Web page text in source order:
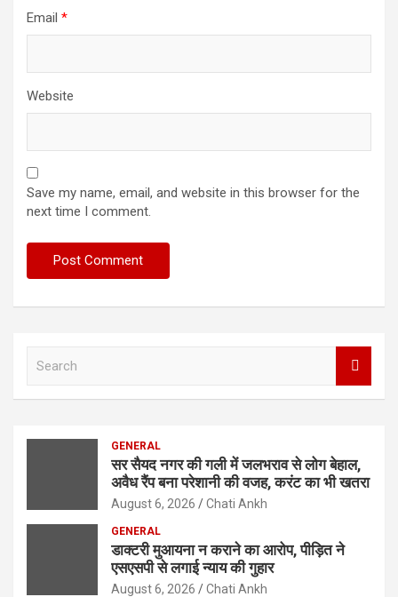
Email *
Website
Save my name, email, and website in this browser for the
next time I comment.
GENERAL
सर सैयद नगर की गली में जलभराव से लोग बेहाल,
अवैध रैंप बना परेशानी की वजह, करंट का भी खतरा
August 6, 2026 Chati Ankh
GENERAL
डाक्टरी मुआयना न कराने का आरोप, पीड़ित ने
एसएसपी से लगाई न्याय की गुहार
August 6, 2026 Chati Ankh